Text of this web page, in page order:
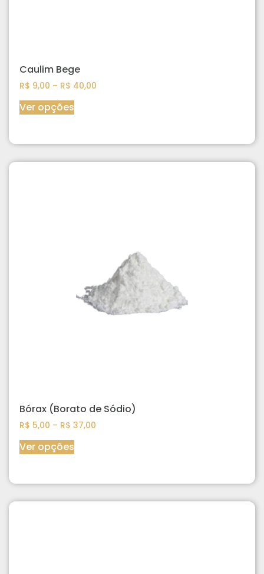
Caulim Bege
R$ 9,00 – R$ 40,00
Ver opções
Bórax (Borato de Sódio)
R$ 5,00 – R$ 37,00
Ver opções